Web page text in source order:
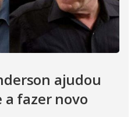
ajudou
a fazer novo